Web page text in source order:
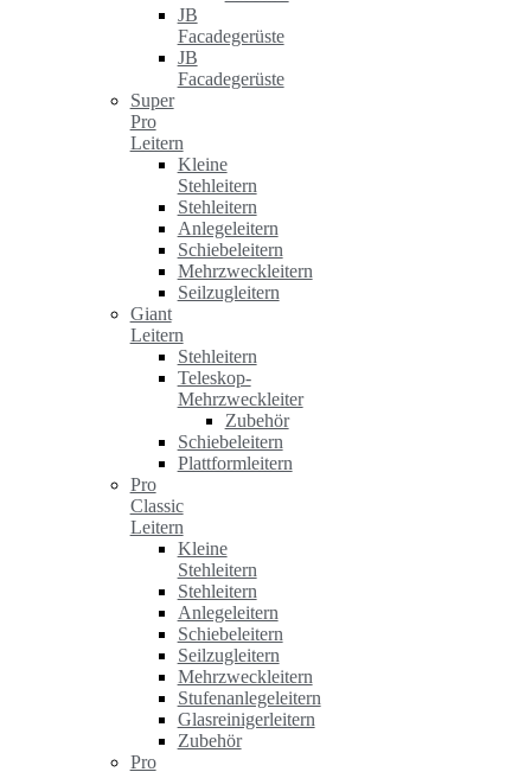
JB
Facadegerüste
JB
Facadegerüste
Super
Pro
Leitern
Kleine
Stehleitern
Stehleitern
Anlegeleitern
Schiebeleitern
Mehrzweckleitern
Seilzugleitern
Giant
Leitern
Stehleitern
Teleskop-
Mehrzweckleiter
Zubehör
Schiebeleitern
Plattformleitern
Pro
Classic
Leitern
Kleine
Stehleitern
Stehleitern
Anlegeleitern
Schiebeleitern
Seilzugleitern
Mehrzweckleitern
Stufenanlegeleitern
Glasreinigerleitern
Zubehör
Pro